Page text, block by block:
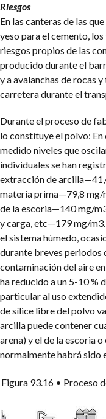
Riesgos
En las canteras de las
yeso para el cemento,
riesgos propios de las
producido durante el
y a avalanchas de rocas
carretera durante el
Durante el proceso de
lo constituye el polvo:
medido niveles que
individuales se han
extracción de
materia prima—79,8
de la escoria—140 mg/
y carga, etc—179 mg/m3.
el sistema húmedo,
durante breves periodos
contaminación del aire
ha reducido a un 5-10 %
particular al uso
de sílice libre del polvo
arcilla puede contener
arena) y el de la escoria
normalmente habrá sido
Figura 93.16 • Proceso